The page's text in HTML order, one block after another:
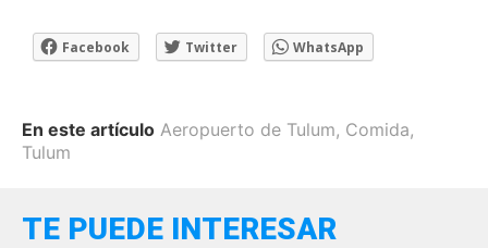
Facebook Twitter WhatsApp
En este artículo Aeropuerto de Tulum, Comida,
Tulum
TE PUEDE INTERESAR